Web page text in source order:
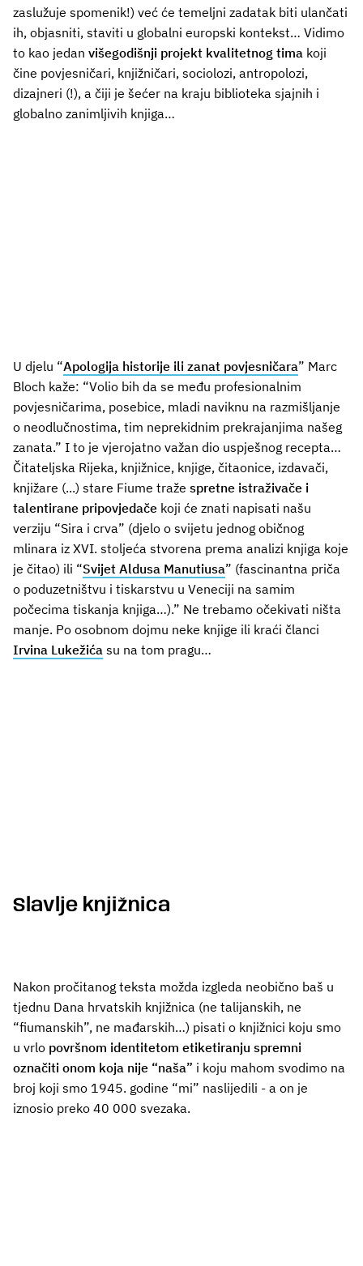
zaslužuje spomenik!) već će temeljni zadatak biti ulančati
ih, objasniti, staviti u globalni europski kontekst… Vidimo
to kao jedan višegodišnji projekt kvalitetnog tima koji
čine povjesničari, knjižničari, sociolozi, antropolozi,
dizajneri (!), a čiji je šećer na kraju biblioteka sjajnih i
globalno zanimljivih knjiga…
U djelu “Apologija historije ili zanat povjesničara” Marc
Bloch kaže: “Volio bih da se među profesionalnim
povjesničarima, posebice, mladi naviknu na razmišljanje
o neodlučnostima, tim neprekidnim prekrajanjima našeg
zanata.” I to je vjerojatno važan dio uspješnog recepta…
Čitateljska Rijeka, knjižnice, knjige, čitaonice, izdavači,
knjižare (...) stare Fiume traže spretne istraživače i
talentirane pripovjedače koji će znati napisati našu
verziju “Sira i crva” (djelo o svijetu jednog običnog
mlinara iz XVI. stoljeća stvorena prema analizi knjiga koje
je čitao) ili “Svijet Aldusa Manutiusa” (fascinantna priča
o poduzetništvu i tiskarstvu u Veneciji na samim
počecima tiskanja knjiga…).” Ne trebamo očekivati ništa
manje. Po osobnom dojmu neke knjige ili kraći članci
Irvina Lukežića su na tom pragu…
Slavlje knjižnica
Nakon pročitanog teksta možda izgleda neobično baš u
tjednu Dana hrvatskih knjižnica (ne talijanskih, ne
“fiumanskih”, ne mađarskih…) pisati o knjižnici koju smo
u vrlo površnom identitetom etiketiranju spremni
označiti onom koja nije “naša” i koju mahom svodimo na
broj koji smo 1945. godine “mi” naslijedili - a on je
iznosio preko 40 000 svezaka.